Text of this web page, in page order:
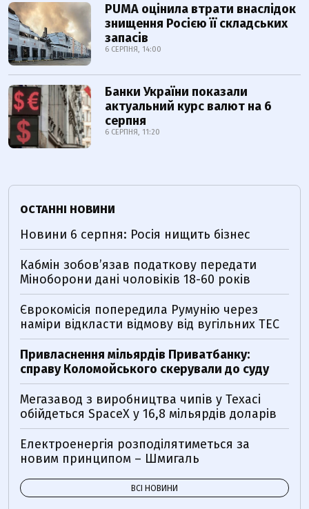
PUMA оцінила втрати внаслідок
знищення Росією її складських
запасів
6 СЕРПНЯ, 14:00
Банки України показали
актуальний курс валют на 6
серпня
6 СЕРПНЯ, 11:20
ОСТАННІ НОВИНИ
Новини 6 серпня: Росія нищить бізнес
Кабмін зобовʼязав податкову передати
Міноборони дані чоловіків 18-60 років
Єврокомісія попередила Румунію через
наміри відкласти відмову від вугільних ТЕС
Привласнення мільярдів Приватбанку:
справу Коломойського скерували до суду
Мегазавод з виробництва чипів у Техасі
обійдеться SpaceX у 16,8 мільярдів доларів
Електроенергія розподілятиметься за
новим принципом – Шмигаль
ВСІ НОВИНИ